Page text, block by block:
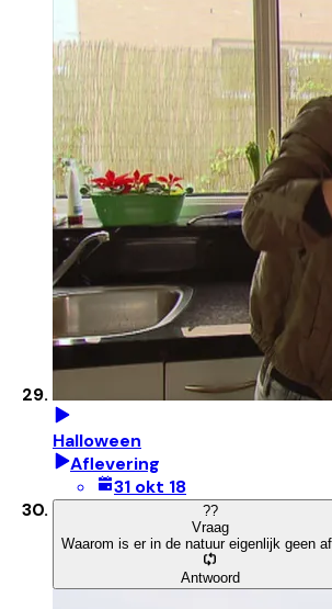
Halloween
Aflevering
31 okt 18
??
Vraag
Waarom is er in de natuur eigenlijk geen
Antwoord